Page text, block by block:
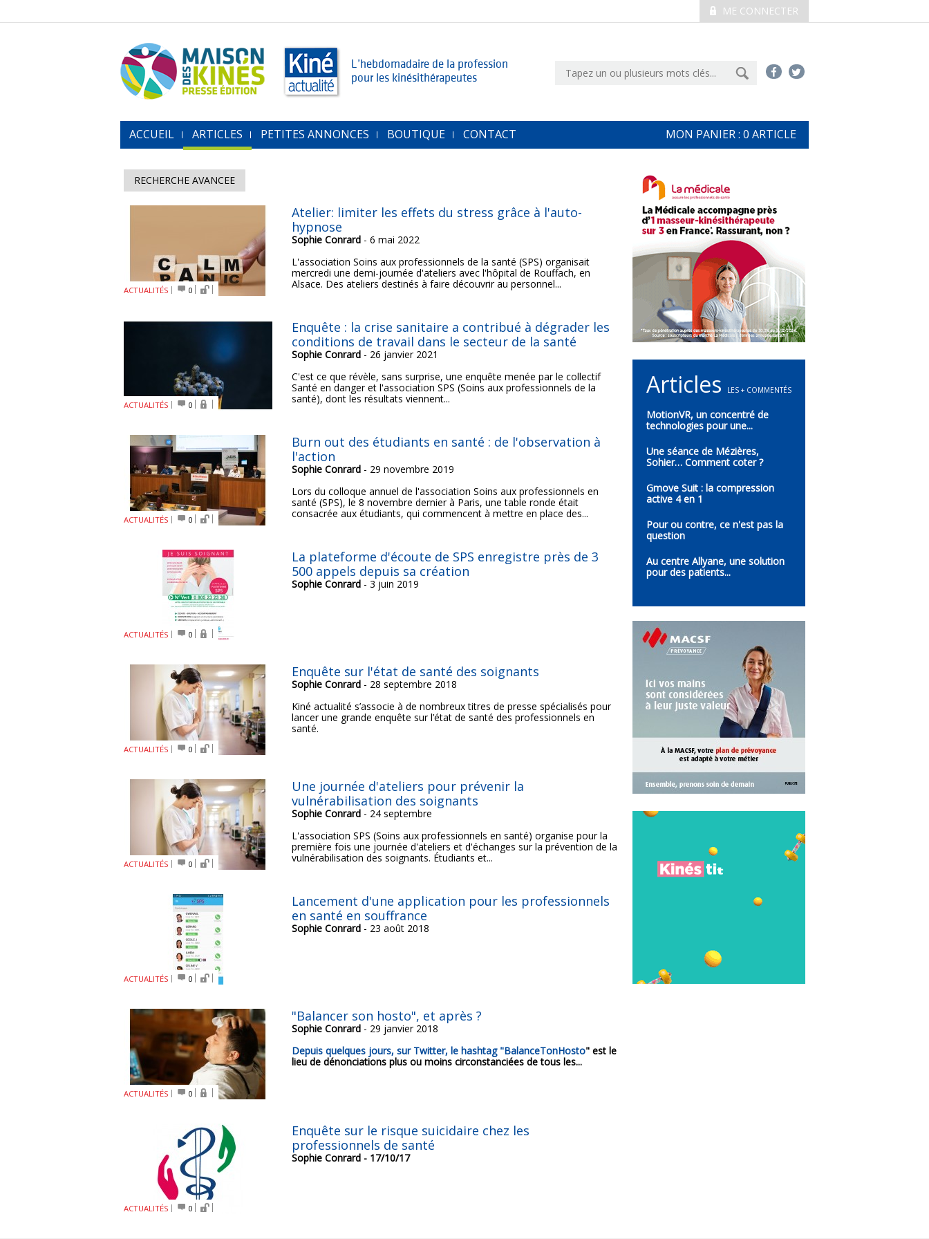
ME CONNECTER
L’hebdomadaire de la profession
pour les kinésithérapeutes
ACCUEIL ARTICLES PETITES ANNONCES BOUTIQUE CONTACT MON PANIER : 0 ARTICLE
RECHERCHE AVANCEE
ACTUALITÉS 0
Atelier: limiter les effets du stress grâce à l'auto-
hypnose
Sophie Conrard - 6 mai 2022
L'association Soins aux professionnels de la santé (SPS) organisait
mercredi une demi-journée d'ateliers avec l'hôpital de Rouffach, en
Alsace. Des ateliers destinés à faire découvrir au personnel...
ACTUALITÉS 0
Enquête : la crise sanitaire a contribué à dégrader les
conditions de travail dans le secteur de la santé
Sophie Conrard - 26 janvier 2021
C'est ce que révèle, sans surprise, une enquête menée par le collectif
Santé en danger et l'association SPS (Soins aux professionnels de la
santé), dont les résultats viennent...
ACTUALITÉS 0
Burn out des étudiants en santé : de l'observation à
l'action
Sophie Conrard - 29 novembre 2019
Lors du colloque annuel de l'association Soins aux professionnels en
santé (SPS), le 8 novembre dernier à Paris, une table ronde était
consacrée aux étudiants, qui commencent à mettre en place des...
ACTUALITÉS 0
La plateforme d'écoute de SPS enregistre près de 3
500 appels depuis sa création
Sophie Conrard - 3 juin 2019
ACTUALITÉS 0
Enquête sur l'état de santé des soignants
Sophie Conrard - 28 septembre 2018
Kiné actualité s’associe à de nombreux titres de presse spécialisés pour
lancer une grande enquête sur l’état de santé des professionnels en
santé.
ACTUALITÉS 0
Une journée d'ateliers pour prévenir la
vulnérabilisation des soignants
Sophie Conrard - 24 septembre
L'association SPS (Soins aux professionnels en santé) organise pour la
première fois une journée d'ateliers et d'échanges sur la prévention de la
vulnérabilisation des soignants. Étudiants et...
ACTUALITÉS 0
Lancement d'une application pour les professionnels
en santé en souffrance
Sophie Conrard - 23 août 2018
ACTUALITÉS 0
"Balancer son hosto", et après ?
Sophie Conrard - 29 janvier 2018
Depuis quelques jours, sur Twitter, le hashtag "BalanceTonHosto" est le
lieu de dénonciations plus ou moins circonstanciées de tous les...
ACTUALITÉS 0
Enquête sur le risque suicidaire chez les
professionnels de santé
Sophie Conrard - 17/10/17
Articles LES + COMMENTÉS
MotionVR, un concentré de
technologies pour une...
Une séance de Mézières,
Sohier… Comment coter ?
Gmove Suit : la compression
active 4 en 1
Pour ou contre, ce n'est pas la
question
Au centre Allyane, une solution
pour des patients...